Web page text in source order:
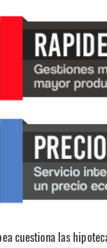
cuestiona las